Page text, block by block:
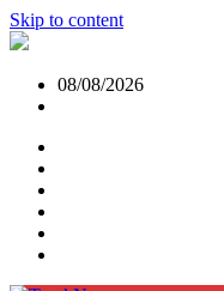
Skip to content
08/08/2026